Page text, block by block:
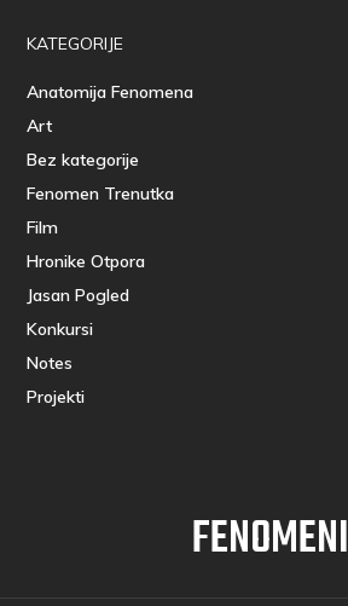
KATEGORIJE
Anatomija Fenomena
Art
Bez kategorije
Fenomen Trenutka
Film
Hronike Otpora
Jasan Pogled
Konkursi
Notes
Projekti
FENOMENI